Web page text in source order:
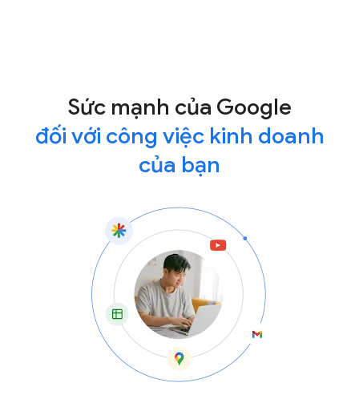
Sức mạnh của Google
đối với công việc kinh doanh
của bạn